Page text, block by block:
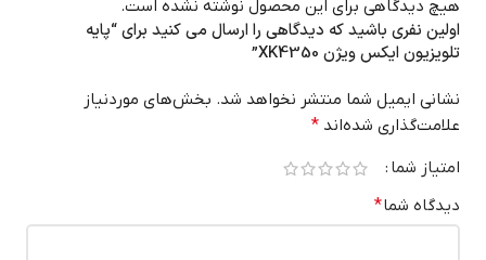
هیچ دیدگاهی برای این محصول نوشته نشده است.
اولین نفری باشید که دیدگاهی را ارسال می کنید برای “پایه
تلویزیون ایکس ویژن XK4350”
نشانی ایمیل شما منتشر نخواهد شد. بخش‌های موردنیاز
علامت‌گذاری شده‌اند *
امتیاز شما
دیدگاه شما*